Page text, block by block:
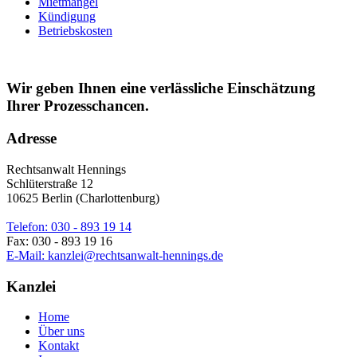
Kündigung
Betriebskosten
Wir geben Ihnen eine verlässliche Einschätzung
Ihrer Prozesschancen.
Adresse
Rechtsanwalt Hennings
Schlüterstraße 12
10625 Berlin (Charlottenburg)
Telefon: 030 - 893 19 14
Fax: 030 - 893 19 16
E-Mail: kanzlei@rechtsanwalt-hennings.de
Kanzlei
Home
Über uns
Kontakt